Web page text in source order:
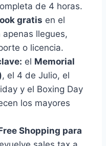
de 4 horas.
gratis en el
llegues,
o licencia.
el Memorial
, el 4 de Julio, el
y el Boxing Day
los mayores
Shopping para